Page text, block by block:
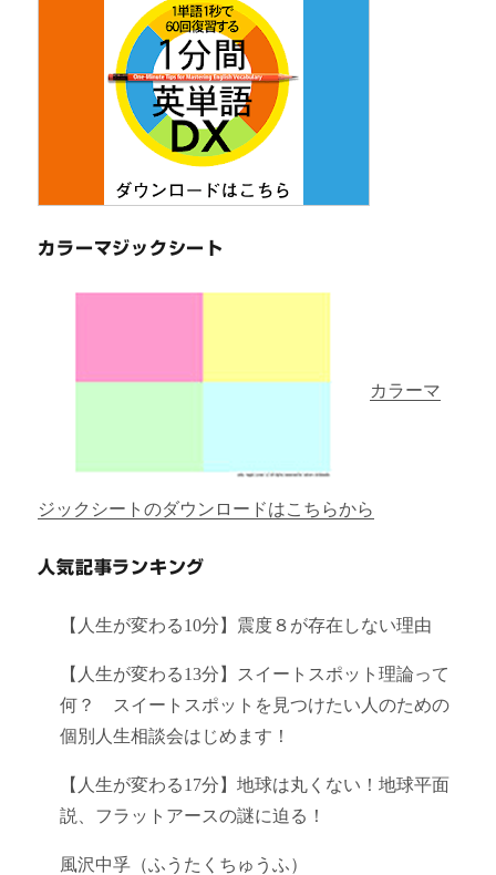
カラーマジックシート
カラーマ
ジックシートのダウンロードはこちらから
人気記事ランキング
【人生が変わる10分】震度８が存在しない理由
【人生が変わる13分】スイートスポット理論って
何？ スイートスポットを見つけたい人のための
個別人生相談会はじめます！
【人生が変わる17分】地球は丸くない！地球平面
説、フラットアースの謎に迫る！
風沢中孚（ふうたくちゅうふ）